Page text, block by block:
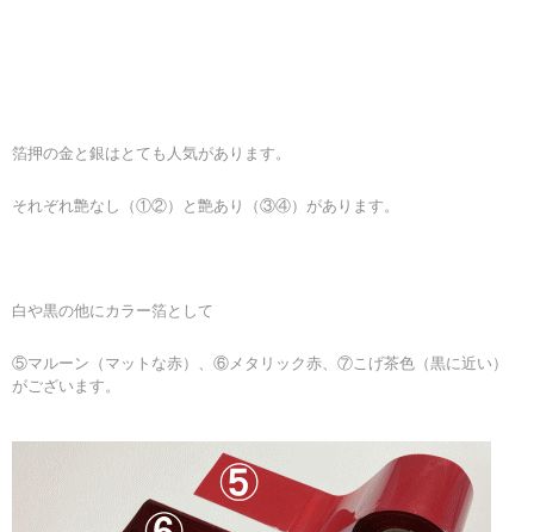
箔押の金と銀はとても人気があります。
それぞれ艶なし（①②）と艶あり（③④）があります。
白や黒の他にカラー箔として
⑤マルーン（マットな赤）、⑥メタリック赤、⑦こげ茶色（黒に近い）
がございます。